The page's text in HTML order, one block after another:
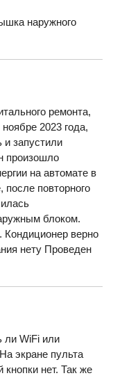
наружного
ремонта,
2023 года,
и запустили
произошло
на автомате в
после повторного
блоком.
Кондиционер верно
нету Проведен
ли WiFi или
экране пульта
нет. Так же